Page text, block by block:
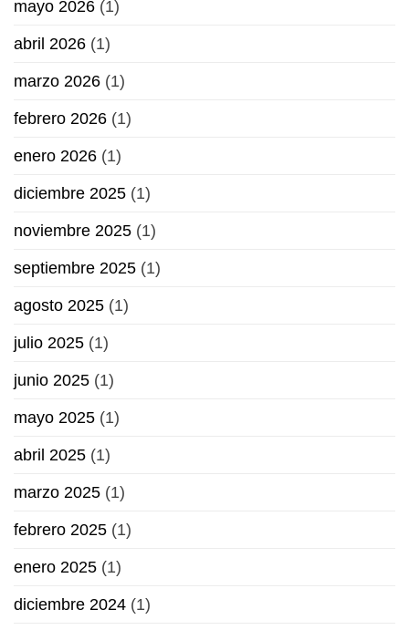
mayo 2026 (1)
abril 2026 (1)
marzo 2026 (1)
febrero 2026 (1)
enero 2026 (1)
diciembre 2025 (1)
noviembre 2025 (1)
septiembre 2025 (1)
agosto 2025 (1)
julio 2025 (1)
junio 2025 (1)
mayo 2025 (1)
abril 2025 (1)
marzo 2025 (1)
febrero 2025 (1)
enero 2025 (1)
diciembre 2024 (1)